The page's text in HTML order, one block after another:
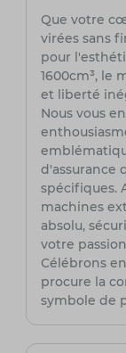
Que votre
virées sans
pour
1600cm³, le
et liberté
Nous vous
d'assurance
spécifiques.
machines
absolu,
votre
Célébrons
procure la
symbole de